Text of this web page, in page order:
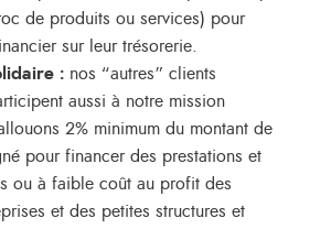
de produits ou services) pour
sur leur trésorerie.
: nos “autres” clients
aussi à notre mission
2% minimum du montant de
pour financer des prestations et
ou à faible coût au profit des
et des petites structures et